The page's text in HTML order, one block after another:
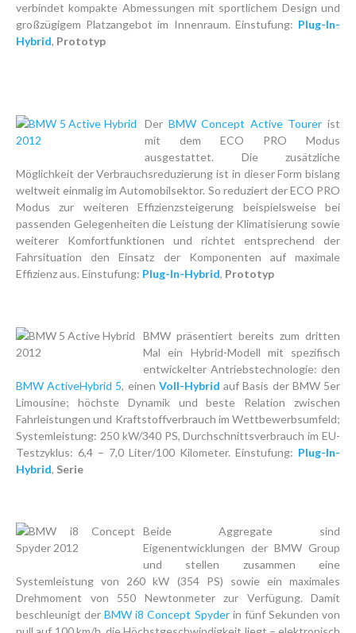
verbindet kompakte Abmessungen mit sportlichem Design und
großzügigem Platzangebot im Innenraum. Einstufung: Plug-In-
Hybrid, Prototyp
Der BMW Concept Active Tourer ist
mit dem ECO PRO Modus
ausgestattet. Die zusätzliche
Möglichkeit der Verbrauchsreduzierung ist in dieser Form bislang
weltweit einmalig im Automobilsektor. So reduziert der ECO PRO
Modus zur weiteren Effizienzsteigerung beispielsweise bei
passenden Gelegenheiten die Leistung der Klimatisierung sowie
weiterer Komfortfunktionen und richtet entsprechend der
Fahrsituation den Einsatz der Komponenten auf maximale
Effizienz aus. Einstufung: Plug-In-Hybrid, Prototyp
BMW präsentiert bereits zum dritten
Mal ein Hybrid-Modell mit spezifisch
entwickelter Antriebstechnologie: den
BMW ActiveHybrid 5, einen Voll-Hybrid auf Basis der BMW 5er
Limousine; höchste Dynamik und beste Relation zwischen
Fahrleistungen und Kraftstoffverbrauch im Wettbewerbsumfeld;
Systemleistung: 250 kW/340 PS, Durchschnittsverbrauch im EU-
Testzyklus: 6,4 – 7,0 Liter/100 Kilometer. Einstufung: Plug-In-
Hybrid, Serie
Beide Aggregate sind
Eigenentwicklungen der BMW Group
und stellen zusammen eine
Systemleistung von 260 kW (354 PS) sowie ein maximales
Drehmoment von 550 Newtonmeter zur Verfügung. Damit
beschleunigt derBMW i8 Concept Spyderin fünf Sekunden von